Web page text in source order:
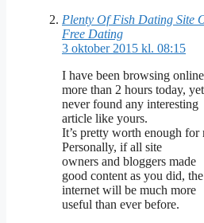
Plenty Of Fish Dating Site
Free Dating
3 oktober 2015 kl. 08:15
I have been browsing online
more than 2 hours today,
never found any interesting
article like yours.
It’s pretty worth enough for
Personally, if all site
owners and bloggers made
good content as you did, the
internet will be much more
useful than ever before.